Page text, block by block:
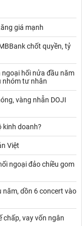
giá mạnh
chốt quyền, tỷ
hối nửa đầu năm
nhóm tư nhân
vàng nhẫn DOJI
kinh doanh?
Việt
ngoại đảo chiều gom
năm, dồn 6 concert vào
chấp, vay vốn ngân